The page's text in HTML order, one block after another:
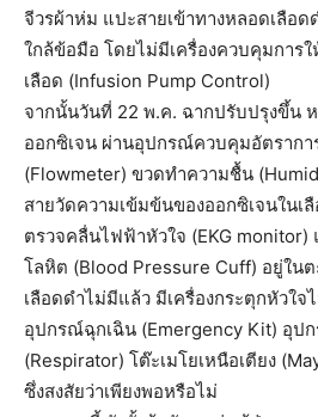
จีวรผ้าห่ม แปะสายเข้าทางหลอดเลือ
ใกล้ข้อมือ โดยไม่มีเครื่องควบคุมการ
เลือด (Infusion Pump Control)
จากนั้นวันที่ 22 พ.ค. ฉากปรับปรุงขึ้น
ออกซิเจน ผ่านอุปกรณ์ควบคุมอัตรากา
(Flowmeter) ขวดทำความชื้น
สายวัดความเข้มข้นของออกซิเจนในเ
ตรวจคลื่นไฟฟ้าหัวใจ (EKG
โลหิต (Blood Pressure Cuff) อยู่ในต
เลือดดำไม่มีแล้ว มีเครื่องกระตุกหัวใ
อุปกรณ์ฉุกเฉิน (Emergency Kit) อุป
(Respirator) โต๊ะเมโยเหนือเตียง
ซึ่งสงสัยว่าเพียงพอหรือไม่